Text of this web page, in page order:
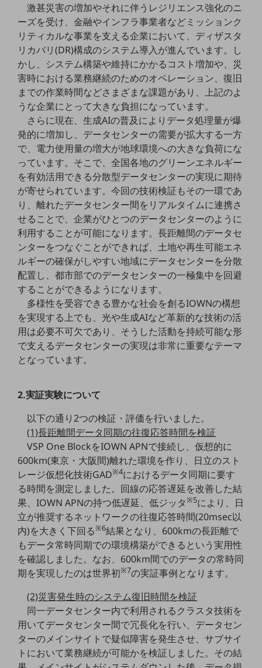
人材不足解消
業種・業態で探す
業種・業態で探すTOP
自治体
一次産業
医療・介護
モビリティ
製造・建設業
小売業
キーワードで探す
モバイルTOP
法人向けスマホ・携帯に関する、
おすすめの機種、料金やサービスをご紹介
製品
製品TOP
ビジネス向けスマートフォン
タフネススマートフォン
データ通信製品
通信モジュール製品
衛星携帯電話
IOT完了済みメーカーブランド製品
料金
料金TOP
ドコモBiz データ無制限 ドコモ MAX ドコモ mini ドコモBiz かけ放題
ケータイプラン
5Gデータプラス
データプラス
IoT向け回線料金
home5Gプラン
モバイルサービス
端末の一元管理
激甚災害の増加やそれに伴うレジリエンス強化のニ
ーズを受け、金融やインフラ事業者などミッションク
リティカルな事業を支える企業において、ディザスタ
リカバリ(DR)構成のシステム導入が進んでいます。し
かし、システム構築や維持にかかるコスト増加や、災
害時における業務継続のためのオペレーション、復旧
までの作業時間などさまざまな課題があり、上記のよ
うな企業にとって大きな負担になっています。
さらに現在、生成AIの普及によりデータ処理量が爆
発的に増加し、データセンターの需要が拡大する一方
で、電力使用量の増大が地球環境への大きな負荷にな
っています。そこで、全国各地のグリーンエネルギー
を有効活用できる分散型データセンターの実現に期待
が寄せられています。今回の技術検証もその一環であ
り、離れたデータセンター間をリアルタイムに連携さ
せることで、企業がひとつのデータセンターのように
利用することが可能になります。長距離間のデータセ
ンターをつなぐことができれば、土地や再生可能エネ
ルギーの確保がしやすい地域にデータセンターを分散
配置し、都市部でのデータセンターの一極集中を回避
することができるようになります。
多様性を受容できる豊かな社会を創るIOWNの構想
を実現する上でも、光や生成AIなど革新的な技術の活
用は必要不可欠であり、そうした活動を持続可能な形
で支えるデータセンターの実現は非常に重要なテーマ
となっています。
2.実証実験について
以下の通り2つの検証・評価を行いました。
(1)長距離間データ同期の往復応答時間を検証
VSP One BlockをIOWN APNで接続し、仮想的に
600km(東京・大阪間)離れた環境を作り、日立のスト
レージ仮想化技術GAD※4におけるデータ同期に要す
る時間を測定しました。回線の応答遅延を改善した結
果、IOWN APNの持つ低遅延、低ジッタ※5により、日
立が推奨するネットワークの往復応答時間(20msec以
内)を大きく下回る※6結果となり、600kmの長距離で
もデータ常時同期での環境構築ができるという実用性
を確認しました。なお、600km間でのデータの常時同
期を実現したのは世界初※7の実証事例となります。
(2)災害発生時のシステム復旧時間を検証
同一データセンター内で利用されるクラスタ技術を
用いてデータセンター間で冗長化を行い、データセン
ターのメインサイトで疑似障害を発生させ、サブサイ
トにおいて業務継続が可能かを検証しました。その結